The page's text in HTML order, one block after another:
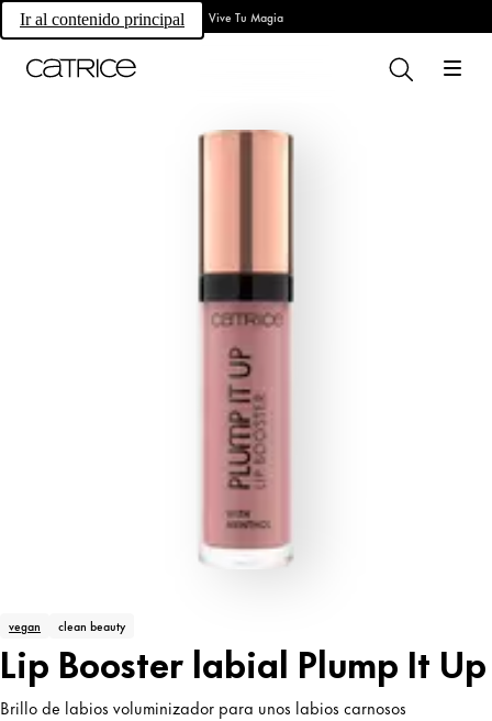
Ir al contenido principal Vive Tu Magia
vegan clean beauty
Lip Booster labial Plump It Up
Brillo de labios voluminizador para unos labios carnosos